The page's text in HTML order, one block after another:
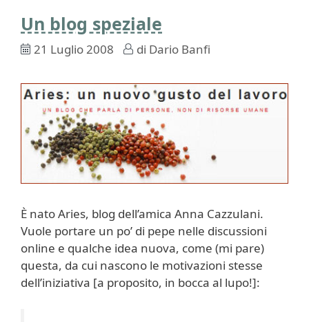
Un blog speziale
21 Luglio 2008 di Dario Banfi
È nato Aries, blog dell’amica Anna Cazzulani.
Vuole portare un po’ di pepe nelle discussioni
online e qualche idea nuova, come (mi pare)
questa, da cui nascono le motivazioni stesse
dell’iniziativa [a proposito, in bocca al lupo!]: